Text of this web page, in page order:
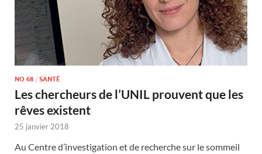
NO 68 / SANTÉ
Les chercheurs de l’UNIL prouvent que les
rêves existent
25 janvier 2018
Au Centre d’investigation et de recherche sur le sommeil